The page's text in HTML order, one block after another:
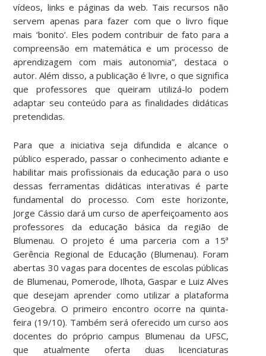
vídeos, links e páginas da web. Tais recursos não
servem apenas para fazer com que o livro fique
mais ‘bonito’. Eles podem contribuir de fato para a
compreensão em matemática e um processo de
aprendizagem com mais autonomia”, destaca o
autor. Além disso, a publicação é livre, o que significa
que professores que queiram utilizá-lo podem
adaptar seu conteúdo para as finalidades didáticas
pretendidas.
Para que a iniciativa seja difundida e alcance o
público esperado, passar o conhecimento adiante e
habilitar mais profissionais da educação para o uso
dessas ferramentas didáticas interativas é parte
fundamental do processo. Com este horizonte,
Jorge Cássio dará um curso de aperfeiçoamento aos
professores da educação básica da região de
Blumenau. O projeto é uma parceria com a 15ª
Gerência Regional de Educação (Blumenau). Foram
abertas 30 vagas para docentes de escolas públicas
de Blumenau, Pomerode, Ilhota, Gaspar e Luiz Alves
que desejam aprender como utilizar a plataforma
Geogebra. O primeiro encontro ocorre na quinta-
feira (19/10). Também será oferecido um curso aos
docentes do próprio campus Blumenau da UFSC,
que atualmente oferta duas licenciaturas